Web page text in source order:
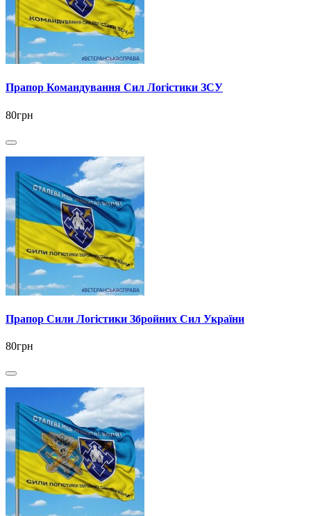
Прапор Командування Сил Логістики ЗСУ
80грн
Прапор Сили Логістики Збройних Сил України
80грн